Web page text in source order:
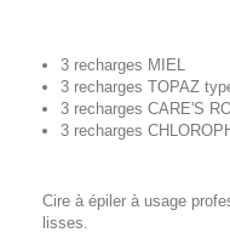
3 recharges MIEL
3 recharges TOPAZ
3 recharges CARE'S
3 recharges
Cire à épiler à usage
lisses.